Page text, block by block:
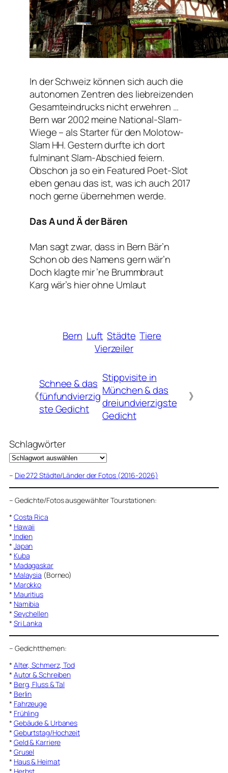
In der Schweiz können sich auch die
autonomen Zentren des liebreizenden
Gesamteindrucks nicht erwehren …
Bern war 2002 meine National-Slam-
Wiege – als Starter für den Molotow-
Slam HH. Gestern durfte ich dort
fulminant Slam-Abschied feiern.
Obschon ja so ein Featured Poet-Slot
eben genau das ist, was ich auch 2017
noch gerne übernehmen werde.
Das A und Ä der Bären
Man sagt zwar, dass in Bern Bär’n
Schon ob des Namens gern wär’n
Doch klagte mir ’ne Brummbraut
Karg wär’s hier ohne Umlaut
Bern Luft Städte Tiere
Vierzeiler
《
Schnee & das
fünfundvierzig
ste Gedicht
Stippvisite in
München & das
dreiundvierzigste
Gedicht
》
Schlagwörter
– Die 272 Städte/Länder der Fotos (2016-2026)
– Gedichte/Fotos ausgewählter Tourstationen:
* Costa Rica
* Hawaii
* Indien
* Japan
* Kuba
* Madagaskar
* Malaysia (Borneo)
* Marokko
* Mauritius
* Namibia
* Seychellen
* Sri Lanka
– Gedichtthemen:
* Alter, Schmerz, Tod
* Autor & Schreiben
* Berg, Fluss & Tal
* Berlin
* Fahrzeuge
* Frühling
* Gebäude & Urbanes
* Geburtstag/Hochzeit
* Geld & Karriere
* Grusel
* Haus & Heimat